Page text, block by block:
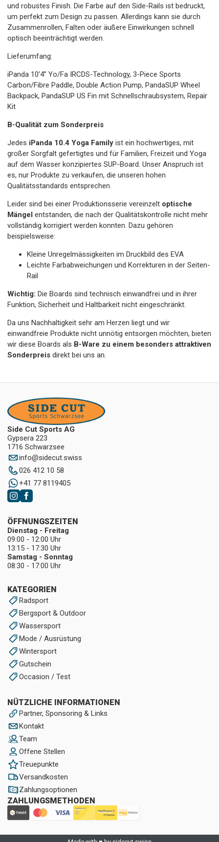
und robustes Finish. Die Farbe auf den Side-Rails ist bedruckt,
um perfekt zum Design zu passen. Allerdings kann sie durch
Zusammenrollen, Falten oder äußere Einwirkungen schnell
optisch beeinträchtigt werden.
Lieferumfang:
iPanda 10’4’’ Yo/Fa IRCDS-Technology, 3-Piece Sports
Carbon/Fibre Paddle, Double Action Pump, PandaSUP Wheel
Backpack, PandaSUP US Fin mit Schnellschraubsystem, Repair
Kit
B-Qualität zum Sonderpreis
Jedes iPanda 10.4 Yoga Family ist ein hochwertiges, mit
großer Sorgfalt gefertigtes und für Familien, Freizeit und Yoga
auf dem Wasser konzipiertes SUP-Board. Unser Anspruch ist
es, nur Produkte zu verkaufen, die unseren hohen
Qualitätsstandards entsprechen.
Leider sind bei einer Produktionsserie vereinzelt optische
Mängel entstanden, die nach der Qualitätskontrolle nicht mehr
vollständig korrigiert werden konnten. Dazu gehören
beispielsweise:
Kleine Unregelmässigkeiten im Druckbild des EVA
Leichte Farbabweichungen und Korrekturen in der Seiten-
Rail
Wichtig: Die Boards sind technisch einwandfrei und in ihrer
Funktion, Sicherheit und Haltbarkeit nicht eingeschränkt.
Da uns Nachhaltigkeit sehr am Herzen liegt und wir
einwandfreie Produkte nicht unnötig entsorgen möchten, bieten
wir diese Boards als B-Ware zu einem besonders attraktiven
Sonderpreis direkt bei uns an.
Side Cut Sports AG
Gypsera 223
1716 Schwarzsee
info@sidecut.swiss
026 412 10 58
+41 77 8119405
KATEGORIEN
Radsport
Bergsport & Outdoor
Wassersport
Mode / Ausrüstung
Wintersport
Gutschein
Occasion / Test
NÜTZLICHE INFORMATIONEN
Partner, Sponsoring & Links
Kontakt
Team
Offene Stellen
Treuepunkte
Versandkosten
Zahlungsoptionen
ZAHLUNGSMETHODEN
ÖFFNUNGSZEITEN
Dienstag - Freitag
09:00 - 12:00 Uhr
13:15 - 17:30 Uhr
Samstag - Sonntag
08:30 - 17:00 Uhr